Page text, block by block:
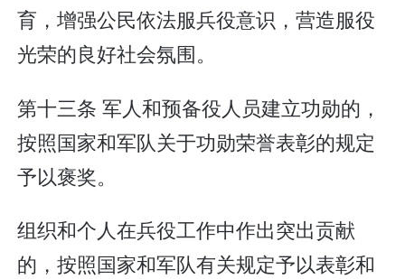
育，增强公民依法服兵役意识，营造服役
光荣的良好社会氛围。
第十三条 军人和预备役人员建立功勋的，
按照国家和军队关于功勋荣誉表彰的规定
予以褒奖。
组织和个人在兵役工作中作出突出贡献
的，按照国家和军队有关规定予以表彰和